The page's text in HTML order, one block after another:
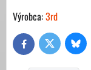
Výrobca:3rd
FacebookTwitter